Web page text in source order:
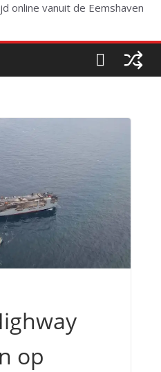
online vanuit de Eemshaven
op